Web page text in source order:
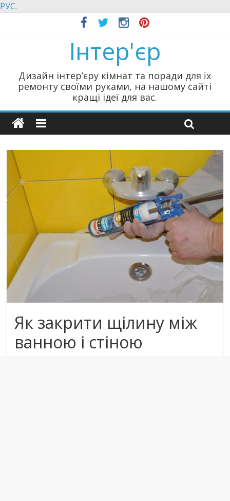
РУС.
Інтер'єр
Дизайн інтер’єру кімнат та поради для їх
ремонту своїми руками, на нашому сайті
кращі ідеї для вас.
Як закрити щілину між
ванною і стіною